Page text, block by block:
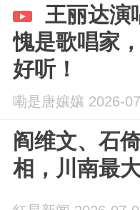
王丽达演
愧是歌唱家
好听！
嘞是唐孃孃 2026-
阎维文、石
相，川南最